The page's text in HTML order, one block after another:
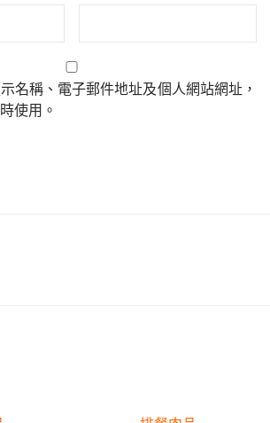
名稱、電子郵件地址及個人網站網址，
使用。